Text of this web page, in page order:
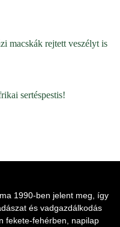
macskák rejtett veszélyt is
sertéspestis!
1990-ben jelent meg, így
és vadgazdálkodás
fekete-fehérben, napilap